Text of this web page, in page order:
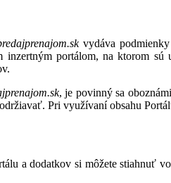
vydáva podmienky
portálom, na ktorom
, je povinný sa
Pri využívaní obsahu
a dodatkov si môžete stiahnuť